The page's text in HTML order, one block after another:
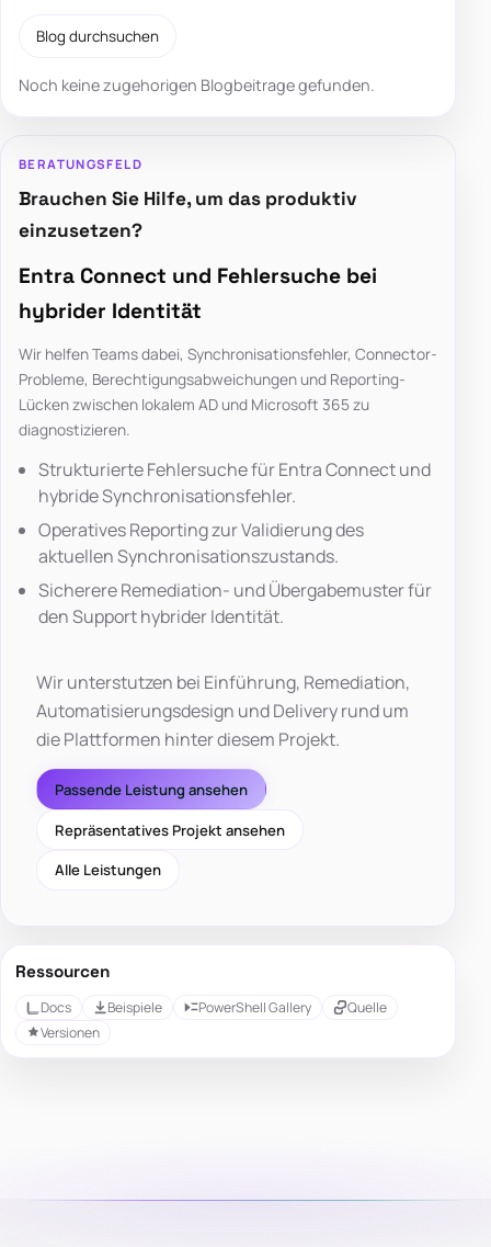
Blog durchsuchen
Noch keine zugehorigen Blogbeitrage gefunden.
BERATUNGSFELD
Brauchen Sie Hilfe, um das produktiv
einzusetzen?
Entra Connect und Fehlersuche bei
hybrider Identität
Wir helfen Teams dabei, Synchronisationsfehler, Connector-
Probleme, Berechtigungsabweichungen und Reporting-
Lücken zwischen lokalem AD und Microsoft 365 zu
diagnostizieren.
Strukturierte Fehlersuche für Entra Connect und
hybride Synchronisationsfehler.
Operatives Reporting zur Validierung des
aktuellen Synchronisationszustands.
Sicherere Remediation- und Übergabemuster für
den Support hybrider Identität.
Wir unterstutzen bei Einführung, Remediation,
Automatisierungsdesign und Delivery rund um
die Plattformen hinter diesem Projekt.
Passende Leistung ansehen
Repräsentatives Projekt ansehen
Alle Leistungen
Ressourcen
Docs Beispiele PowerShell Gallery
Quelle
Versionen